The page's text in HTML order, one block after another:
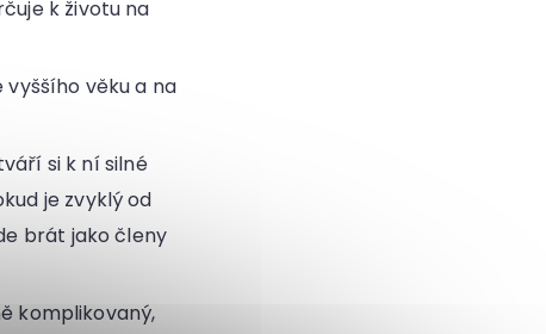
k životu na
věku a na
si k ní silné
je zvyklý od
brát jako členy
komplikovaný,